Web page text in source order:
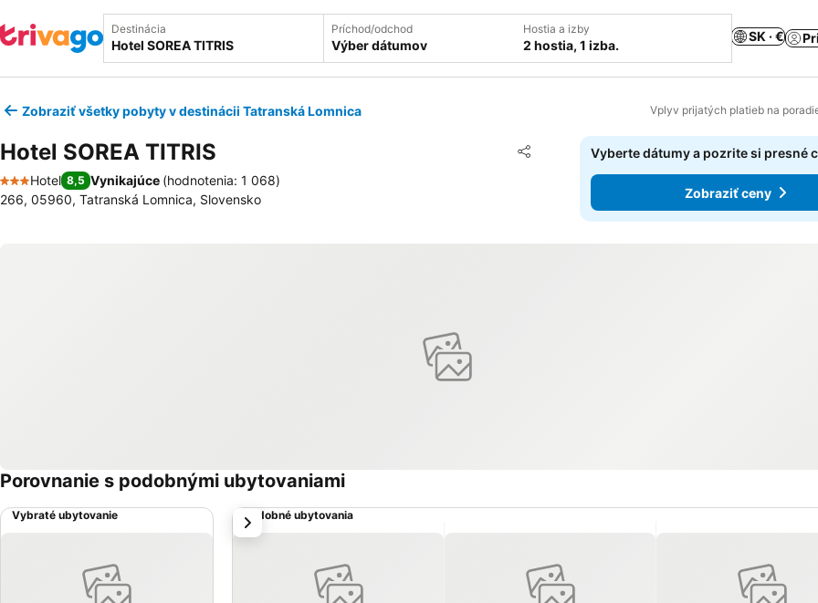
Destinácia Príchod/odchod
Výber dátumov
Hostia a izby
2 hostia, 1 izba.
SK · €
Zobraziť všetky pobyty v destinácii Tatranská Lomnica Vplyv prijatých platieb na
Hotel SOREA TITRIS Zdieľať
Pridať do obľúbených
3 Počet hviezdičiek
Hotel 8,5 Vynikajúce (hodnotenia: 1 068)
266, 05960, Tatranská Lomnica, Slovensko
Vyberte dátumy a pozrite si presné
Zobraziť ceny
Porovnanie s podobnými ubytovaniami
Vybraté ubytovanie Podobné ubytovania
next